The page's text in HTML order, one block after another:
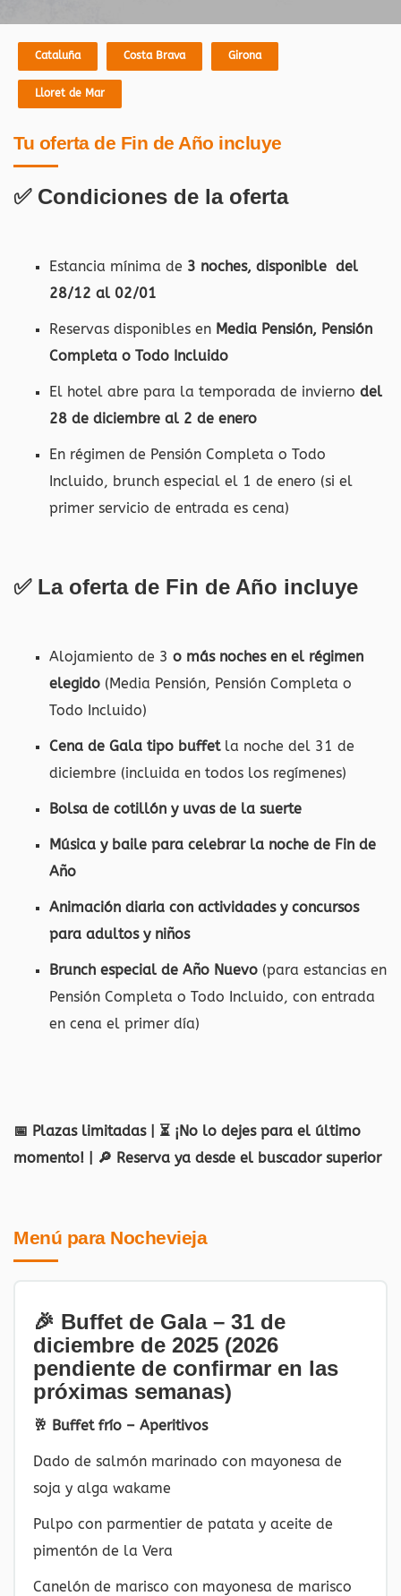
Cataluña Costa Brava Girona
Lloret de Mar
Tu oferta de Fin de Año incluye
✅ Condiciones de la oferta
Estancia mínima de 3 noches, disponible del
28/12 al 02/01
Reservas disponibles en Media Pensión, Pensión
Completa o Todo Incluido
El hotel abre para la temporada de invierno del
28 de diciembre al 2 de enero
En régimen de Pensión Completa o Todo
Incluido, brunch especial el 1 de enero (si el
primer servicio de entrada es cena)
✅ La oferta de Fin de Año incluye
Alojamiento de 3 o más noches en el régimen
elegido (Media Pensión, Pensión Completa o
Todo Incluido)
Cena de Gala tipo buffetla noche del 31 de
diciembre (incluida en todos los regímenes)
Bolsa de cotillón y uvas de la suerte
Música y baile para celebrar la noche de Fin de
Año
Animación diaria con actividades y concursos
para adultos y niños
Brunch especial de Año Nuevo (para estancias en
Pensión Completa o Todo Incluido, con entrada
en cena el primer día)
📅 Plazas limitadas | ⏳ ¡No lo dejes para el último
momento! | 🔎 Reserva ya desde el buscador superior
Menú para Nochevieja
🎉 Buffet de Gala – 31 de
diciembre de 2025 (2026
pendiente de confirmar en las
próximas semanas)
🥂 Buffet frío – Aperitivos
Dado de salmón marinado con mayonesa de
soja y alga wakame
Pulpo con parmentier de patata y aceite de
pimentón de la Vera
Canelón de marisco con mayonesa de marisco